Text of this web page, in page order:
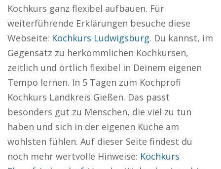
Kochkurs ganz flexibel aufbauen. Für
weiterführende Erklärungen besuche diese
Webseite: Kochkurs Ludwigsburg. Du kannst, im
Gegensatz zu herkömmlichen Kochkursen,
zeitlich und örtlich flexibel in Deinem eigenen
Tempo lernen. In 5 Tagen zum Kochprofi
Kochkurs Landkreis Gießen. Das passt
besonders gut zu Menschen, die viel zu tun
haben und sich in der eigenen Küche am
wohlsten fühlen. Auf dieser Seite findest du
noch mehr wertvolle Hinweise: Kochkurs